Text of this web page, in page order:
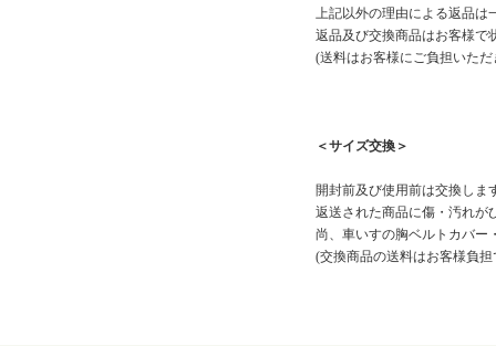
上記以外の理由による返品は
返品及び交換商品はお客様で
(送料はお客様にご負担いただ
＜サイズ交換＞
開封前及び使用前は交換しま
返送された商品に傷・汚れが
尚、車いすの胸ベルトカバー
(交換商品の送料はお客様負